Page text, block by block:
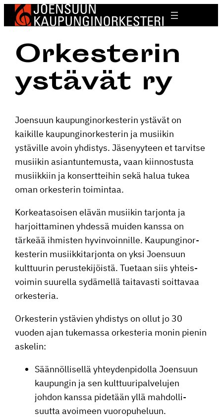
Siirry
sisältöön
Orkes­terin
ystävät ry
Joensuun kaupun­gi­nor­kes­terin ystävät on
kaikille kaupun­gi­nor­kes­terin ja musiikin
ystäville avoin yhdistys. Jäsenyy­teen et tarvitse
musiikin asian­tun­te­musta, vaan kiinnos­tusta
musiik­kiin ja konsert­teihin sekä halua tukea
oman orkes­terin toimintaa.
Korkea­ta­soisen elävän musiikin tarjonta ja
harjoit­ta­minen yhdessä muiden kanssa on
tärkeää ihmisten hyvin­voin­nille. Kaupun­gi­nor­
kes­terin musiik­ki­tar­jonta on yksi Joensuun
kulttuurin perus­te­ki­jöistä. Tuetaan siis yhteis­
voimin suurella sydämellä taita­vasti soittavaa
orkesteria.
Orkes­terin ystävien yhdistys on ollut jo 30
vuoden ajan tukemassa orkes­teria monin pienin
askelin:
Säännöl­li­sellä yhtey­den­pi­dolla Joensuun
kaupungin ja sen kulttuu­ri­pal­ve­lujen
johdon kanssa pidetään yllä mahdol­li­
suutta avoimeen vuoropuheluun.